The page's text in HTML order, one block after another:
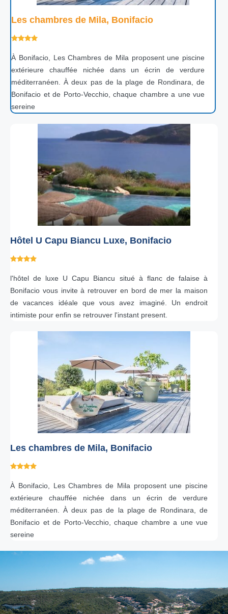
Les chambres de Mila, Bonifacio
À Bonifacio, Les Chambres de Mila proposent une piscine
extérieure chauffée nichée dans un écrin de verdure
méditerranéen. À deux pas de la plage de Rondinara, de
Bonifacio et de Porto-Vecchio, chaque chambre a une vue
sereine
Hôtel U Capu Biancu Luxe, Bonifacio
l'hôtel de luxe U Capu Biancu situé à flanc de falaise à
Bonifacio vous invite à retrouver en bord de mer la maison
de vacances idéale que vous avez imaginé. Un endroit
intimiste pour enfin se retrouver l'instant present.
Les chambres de Mila, Bonifacio
À Bonifacio, Les Chambres de Mila proposent une piscine
extérieure chauffée nichée dans un écrin de verdure
méditerranéen. À deux pas de la plage de Rondinara, de
Bonifacio et de Porto-Vecchio, chaque chambre a une vue
sereine